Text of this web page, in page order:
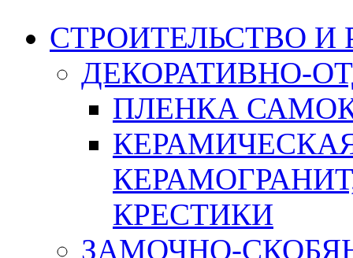
СТРОИТЕЛЬСТВО И
ДЕКОРАТИВНО-
ПЛЕНКА
КРЕСТИКИ
ЗАМОЧНО-